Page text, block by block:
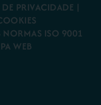
PRIVACIDADE |
NORMAS ISO 9001
WEB